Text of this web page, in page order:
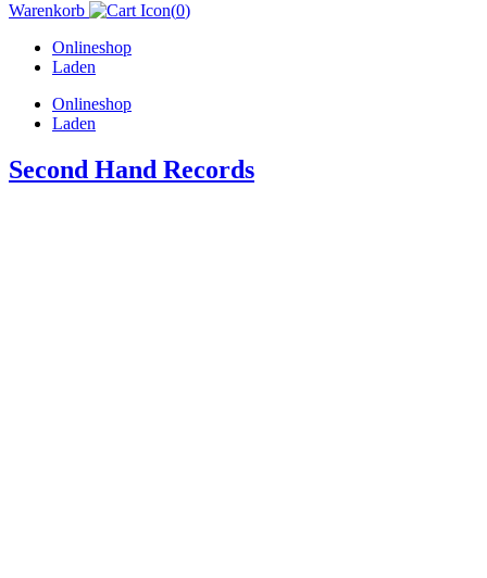
Warenkorb
(0)
Onlineshop
Laden
Onlineshop
Laden
Second Hand Records